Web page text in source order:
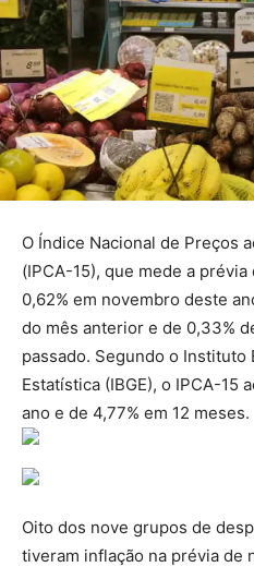
O Índice Nacional de Preços
(IPCA-15), que mede a
0,62% em novembro deste
do mês anterior e de 0,33%
passado. Segundo o
Estatística (IBGE), o IPCA-15
ano e de 4,77% em 12 meses.
Oito dos nove grupos de
tiveram inflação na prévia de